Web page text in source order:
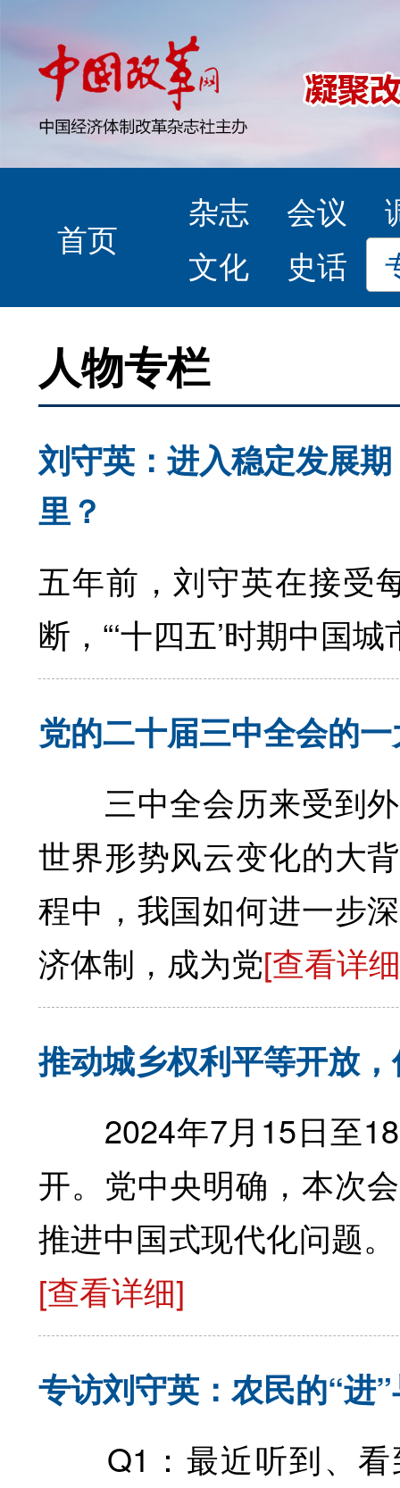
首页
杂志 会议
文化
史话
人物专栏
刘守英：进入稳定发展
里？
五年前，刘守英在接受
断，“‘十四五’时期中国城
党的二十届三中全会的
三中全会历来受到外
世界形势风云变化的大
程中，我国如何进一步
济体制，成为党[查看详
推动城乡权利平等开放
2024年7月15日至18
开。党中央明确，本次
推进中国式现代化问
[查看详细]
专访刘守英：农民的“进
Q1：最近听到、看